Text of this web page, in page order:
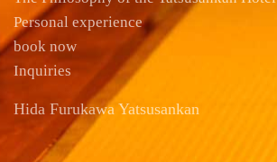
Personal experience
book now
Inquiries
Hida Furukawa Yatsusankan